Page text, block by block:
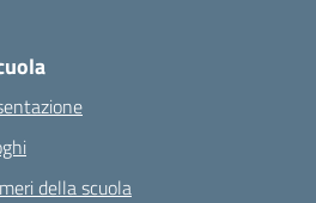
della scuola